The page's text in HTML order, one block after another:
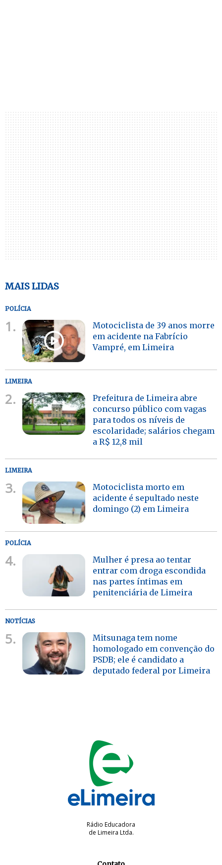
MAIS LIDAS
POLÍCIA
1.
Motociclista de 39 anos morre
em acidente na Fabrício
Vampré, em Limeira
LIMEIRA
2.
Prefeitura de Limeira abre
concurso público com vagas
para todos os níveis de
escolaridade; salários chegam
a R$ 12,8 mil
LIMEIRA
3.
Motociclista morto em
acidente é sepultado neste
domingo (2) em Limeira
POLÍCIA
4.
Mulher é presa ao tentar
entrar com droga escondida
nas partes íntimas em
penitenciária de Limeira
NOTÍCIAS
5.
Mitsunaga tem nome
homologado em convenção do
PSDB; ele é candidato a
deputado federal por Limeira
Rádio Educadora
de Limeira Ltda.